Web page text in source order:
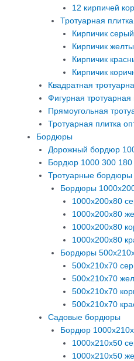
12 кирпичей
Тротуарная
Кирпичик серый
Кирпичик
Кирпичик
Кирпичик
Квадратная
Фигурная тротуарная
Прямоугольная
Тротуарная плитка
Бордюры
Дорожный бордюр
Бордюр 1000 300 180
Тротуарные бордюры
Бордюры
1000х200х80
1000х200х80
1000х200х80
1000х200х80
Бордюры
500х210х70
500х210х70
500х210х70
500х210х70
Садовые бордюры
Бордюр
1000х210х50
1000х210х50